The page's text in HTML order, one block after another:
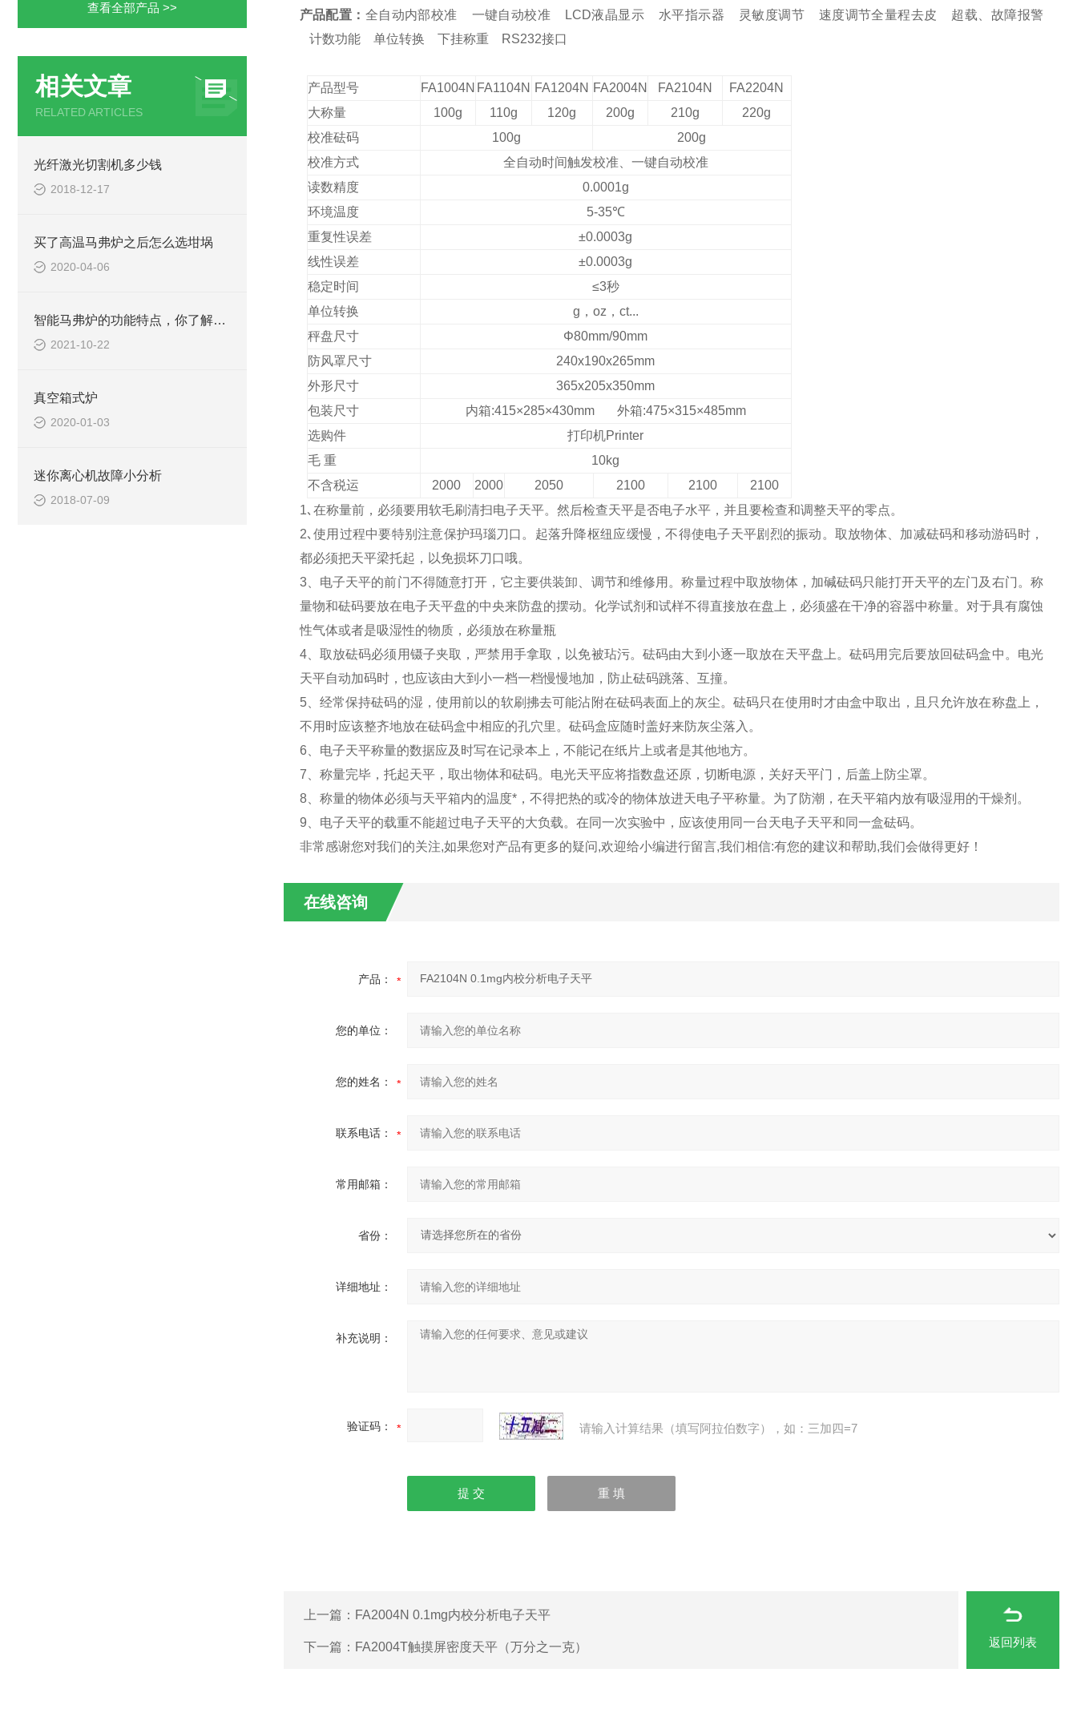
查看全部产品 >>
相关文章
RELATED ARTICLES
光纤激光切割机多少钱
2018-12-17
买了高温马弗炉之后怎么选坩埚
2020-04-06
智能马弗炉的功能特点，你了解多少？
2021-10-22
真空箱式炉
2020-01-03
迷你离心机故障小分析
2018-07-09
产品配置： 全自动内部校准 一键自动校准 LCD液晶显示 水平指示器 灵敏度调节 速度调节全量程去皮 超载、故障报警
计数功能
单位转换 下挂称重 RS232接口
产品型号 FA1004N FA1104N FA1204N FA2004N FA2104N FA2204N
大称量
100g 110g 120g 200g 210g
220g
校准砝码
100g
200g
校准方式
全自动时间触发校准、一键自动校准
读数精度
0.0001g
环境温度
5-35℃
重复性误差
±0.0003g
线性误差
±0.0003g
稳定时间 ≤3秒
单位转换
g，oz，ct...
秤盘尺寸
Φ80mm/90mm
防风罩尺寸
240x190x265mm
外形尺寸
365x205x350mm
包装尺寸
内箱:415×285×430mm 外箱:475×315×485mm
选购件
打印机Printer
毛 重
10kg
不含税运
2000 2000 2050 2100 2100
2100
1､在称量前，必须要用软毛刷清扫电子天平。然后检查天平是否电子水平，并且要检查和调整天平的零点。
2､使用过程中要特别注意保护玛瑙刀口。起落升降枢纽应缓慢，不得使电子天平剧烈的振动。取放物体、加减砝码和移动游码时，
都必须把天平梁托起，以免损坏刀口哦。
3、电子天平的前门不得随意打开，它主要供装卸、调节和维修用。称量过程中取放物体，加碱砝码只能打开天平的左门及右门。称
量物和砝码要放在电子天平盘的中央来防盘的摆动。化学试剂和试样不得直接放在盘上，必须盛在干净的容器中称量。对于具有腐蚀
性气体或者是吸湿性的物质，必须放在称量瓶
4、取放砝码必须用镊子夹取，严禁用手拿取，以免被玷污。砝码由大到小逐一取放在天平盘上。砝码用完后要放回砝码盒中。电光
天平自动加码时，也应该由大到小一档一档慢慢地加，防止砝码跳落、互撞。
5、经常保持砝码的湿，使用前以的软刷拂去可能沾附在砝码表面上的灰尘。砝码只在使用时才由盒中取出，且只允许放在称盘上，
不用时应该整齐地放在砝码盒中相应的孔穴里。砝码盒应随时盖好来防灰尘落入。
6、电子天平称量的数据应及时写在记录本上，不能记在纸片上或者是其他地方。
7、称量完毕，托起天平，取出物体和砝码。电光天平应将指数盘还原，切断电源，关好天平门，后盖上防尘罩。
8、称量的物体必须与天平箱内的温度*，不得把热的或冷的物体放进天电子平称量。为了防潮，在天平箱内放有吸湿用的干燥剂。
9、电子天平的载重不能超过电子天平的大负载。在同一次实验中，应该使用同一台天电子天平和同一盒砝码。
非常感谢您对我们的关注,如果您对产品有更多的疑问,欢迎给小编进行留言,我们相信:有您的建议和帮助,我们会做得更好！
在线咨询
产品：
您的单位：
您的姓名：
联系电话：
常用邮箱：
省份：
详细地址：
补充说明：
验证码： 请输入计算结果（填写阿拉伯数字），如：三加四=7
上一篇： FA2004N 0.1mg内校分析电子天平
下一篇： FA2004T触摸屏密度天平（万分之一克） 返回列表